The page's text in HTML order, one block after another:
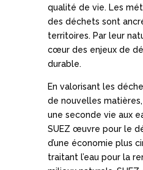
qualité de vie. Les
des déchets sont
territoires. Par leur
cœur des enjeux de
durable.
En valorisant les
de nouvelles
une seconde vie aux
SUEZ œuvre pour le
d’une économie plus
traitant l’eau pour la